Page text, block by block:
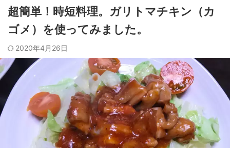
超簡単！時短料理。ガリトマチキン（カ
ゴメ）を使ってみました。
2020年4月26日